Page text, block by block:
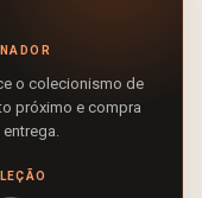
o colecionismo de
próximo e compra